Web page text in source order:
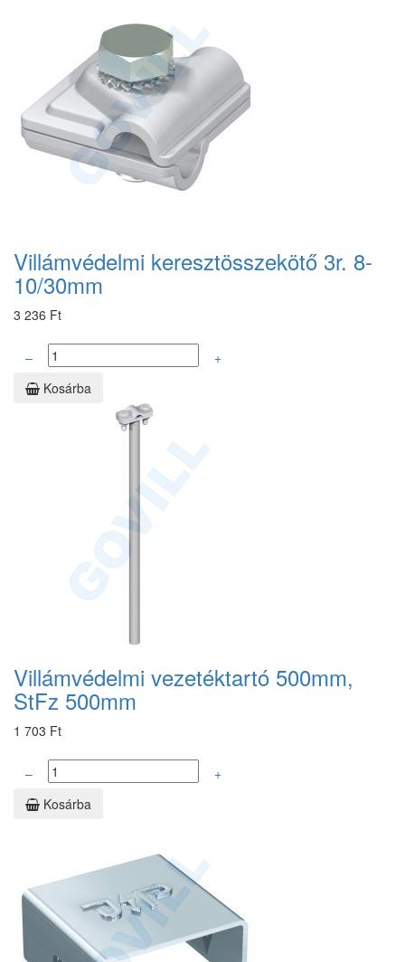
Villámvédelmi keresztösszekötő 3r. 8-
10/30mm
3 236 Ft
–
+
Kosárba
Villámvédelmi vezetéktartó 500mm,
StFz 500mm
1 703 Ft
–
+
Kosárba